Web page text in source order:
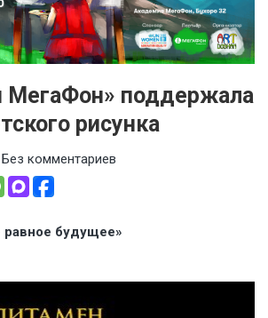
МегаФон» поддержала
рисунка
Без комментариев
будущее»